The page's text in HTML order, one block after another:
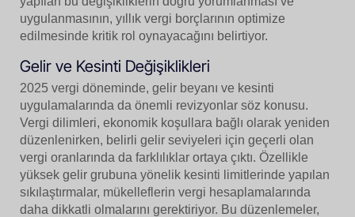
uygulanmasının, yıllık vergi borçlarının optimize
edilmesinde kritik rol oynayacağını belirtiyor.
Gelir ve Kesinti Değişiklikleri
2025 vergi döneminde, gelir beyanı ve kesinti
uygulamalarında da önemli revizyonlar söz konusu.
Vergi dilimleri, ekonomik koşullara bağlı olarak yeniden
düzenlenirken, belirli gelir seviyeleri için geçerli olan
vergi oranlarında da farklılıklar ortaya çıktı. Özellikle
yüksek gelir grubuna yönelik kesinti limitlerinde yapılan
sıkılaştırmalar, mükelleflerin vergi hesaplamalarında
daha dikkatli olmalarını gerektiriyor. Bu düzenlemeler,